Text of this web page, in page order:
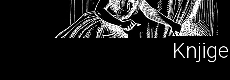
Knjige